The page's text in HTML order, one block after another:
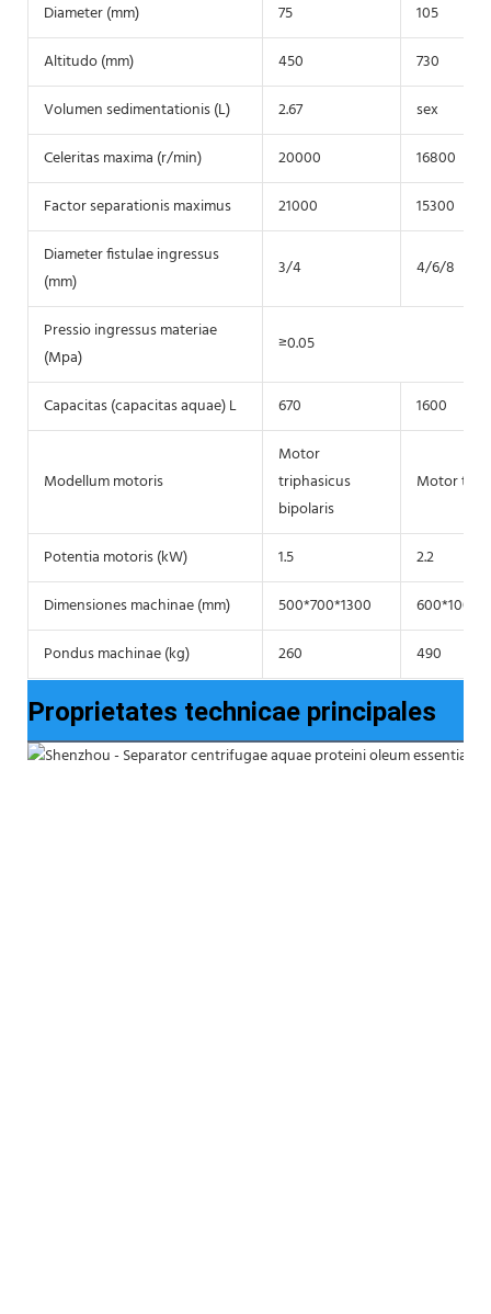
Diameter (mm) 75
105
Altitudo (mm)
450
730
Volumen sedimentationis (L)
2.67
sex
Celeritas maxima (r/min)
20000
16800
Factor separationis maximus
21000
15300
Diameter fistulae ingressus
(mm)
3/4 4/6/8
Pressio ingressus materiae
(Mpa)
≥0.05
Capacitas (capacitas aquae) L 670 1600
Modellum motoris
Motor
triphasicus
bipolaris
Motor
Potentia motoris (kW) 1.5
2.2
Dimensiones machinae (mm)
500*700*1300
Pondus machinae (kg)
260 490
Proprietates technicae principales